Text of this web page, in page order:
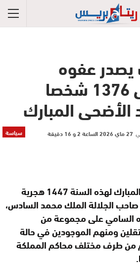
يصدر عفوه
السامي على 1376 شخصا
الأضحى المبارك
سياسة 27 ماي 2026 الساعة 2 و 16 دقيقة
بمناسبة عيد الأضحى المبارك لهذه السنة 1447 هجرية
صاحب الجلالة الملك محمد السادس،
السامي على مجموعة من
ومنهم الموجودين في حالة
من طرف مختلف محاكم المملكة
.